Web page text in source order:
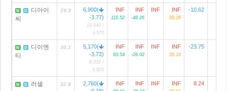
N D
디아이
씨
29.3
6,900(
-3.77)
14,940 /
3,570
INF
116.52
INF
-48.26
INF INF
93.28
-10.62
N D
디이엔
티
30.1
5,170(
-3.72)
8,300 /
3,825
INF
60.54
INF
-26.02
INF INF
35.16
-23.75
N D 러셀 32.8
2,760(
INF INF INF INF 8.24